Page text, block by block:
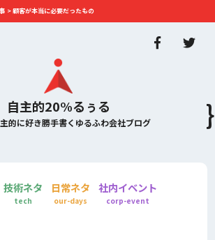
自主的20%るぅる
的に好き勝手書くゆるふわ会社ブログ
>顧客が本当に必要だったもの
技術ネタ
tech
日常ネタ
our-days
社内イベント
corp-event